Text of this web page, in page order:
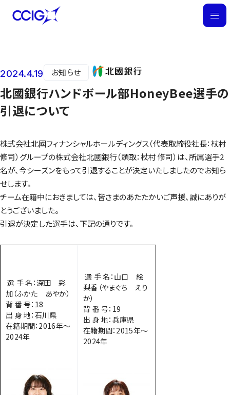
M
ニュース
2024.4.19 お知らせ
北國銀行ハンドボール部HoneyBee選手の
引退について
株式会社北國フィナンシャルホールディングス（代表取締役社長：杖村
修司）グループの株式会社北國銀行（頭取：杖村 修司）は、所属選手2
名が、今シーズンをもって引退することが決定いたしましたのでお知ら
せします。
チーム在籍中におきましては、皆さまのあたたかいご声援、誠にありが
とうございました。
引退が決定した選手は、下記の通りです。
選 手 名：深田 彩
加（ふかた あやか）
背 番 号：18
出 身 地：石川県
在籍期間：2016年～
2024年
選 手 名：山口 絵
梨香（やまぐち えり
か）
背 番 号：19
出 身 地：兵庫県
在籍期間：2015年～
2024年